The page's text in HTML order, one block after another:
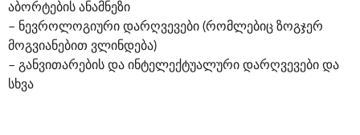
აბორტების ანამნეზი
– ნევროლოგიური დარღვევები (რომლებიც ზოგჯერ
მოგვიანებით ვლინდება)
– განვითარების და ინტელექტუალური დარღვევები და
სხვა